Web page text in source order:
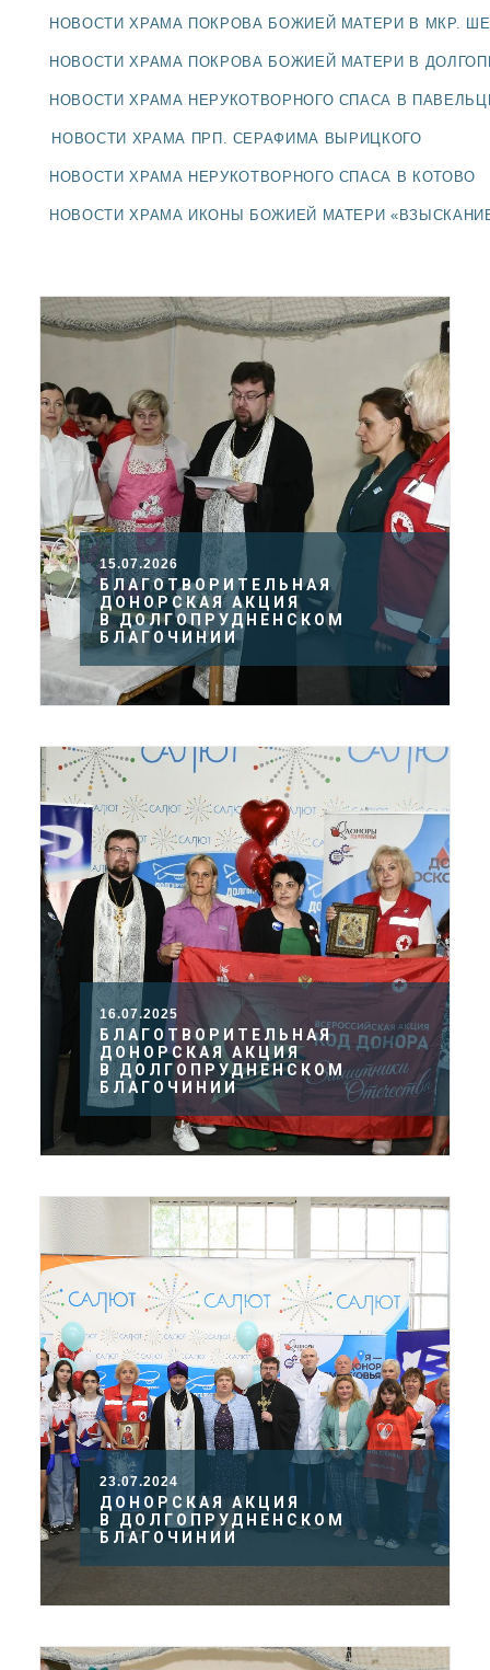
НОВОСТИ
БЛАГОЧИНИЯ
ДОЛГОПРУДНЕНСКОЕ
НОВОСТИ ХРАМА ПОКРОВА БОЖИЕЙ МАТЕРИ В МКР.
НОВОСТИ ХРАМА ПОКРОВА БОЖИЕЙ МАТЕРИ В
НОВОСТИ ХРАМА НЕРУКОТВОРНОГО СПАСА В
НОВОСТИ ХРАМА ПРП. СЕРАФИМА ВЫРИЦКОГО
НОВОСТИ ХРАМА НЕРУКОТВОРНОГО СПАСА В КОТОВО
НОВОСТИ ХРАМА ИКОНЫ БОЖИЕЙ МАТЕРИ
15.07.2026
БЛАГОТВОРИТЕЛЬНАЯ
ДОНОРСКАЯ АКЦИЯ
В ДОЛГОПРУДНЕНСКОМ
БЛАГОЧИНИИ
16.07.2025
БЛАГОТВОРИТЕЛЬНАЯ
ДОНОРСКАЯ АКЦИЯ
В ДОЛГОПРУДНЕНСКОМ
БЛАГОЧИНИИ
23.07.2024
ДОНОРСКАЯ АКЦИЯ
В ДОЛГОПРУДНЕНСКОМ
БЛАГОЧИНИИ